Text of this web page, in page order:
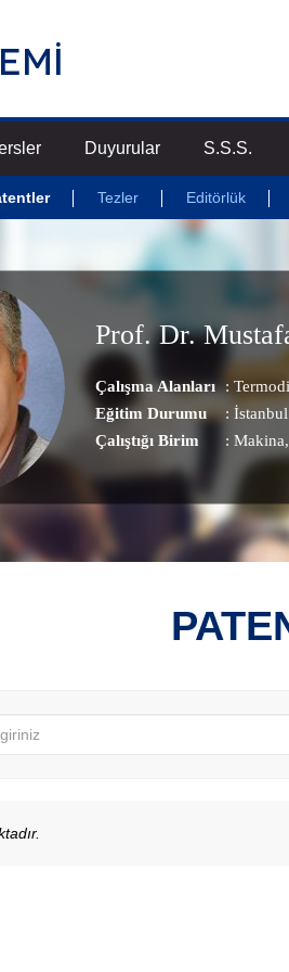
Tezler Editörlük
Duyurular S.S.S.
Prof. Dr.
Çalışma Alanları :
Eğitim Durumu
:
Çalıştığı Birim
: Makina